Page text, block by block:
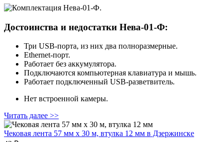
Достоинства и недостатки Нева‑01‑Ф:
Три USB‑порта, из них два полноразмерные.
Ethernet-порт.
Работает без аккумулятора.
Подключаются компьютерная клавиатура и мышь.
Работает подключенный USB‑разветвитель.
Нет встроенной камеры.
Читать далее >>
Чековая лента 57 мм x 30 м, втулка 12 мм в Дзержинске